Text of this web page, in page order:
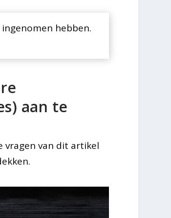
hebben.
aan te
vragen van dit artikel